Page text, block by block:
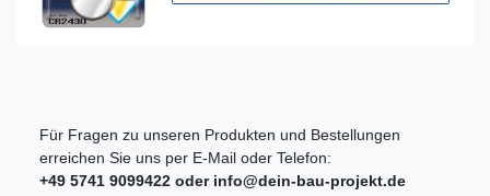
Für Fragen zu unseren Produkten und Bestellungen
erreichen Sie uns per E-Mail oder Telefon:
+49 5741 9099422 oder info@dein-bau-projekt.de